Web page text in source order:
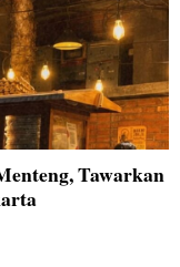
Tawarkan